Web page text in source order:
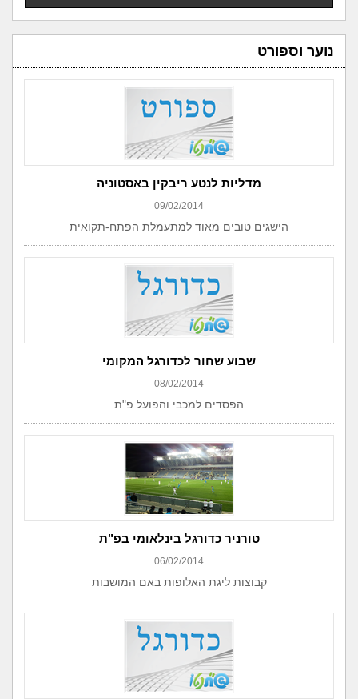
נוער וספורט
מדליות לנטע ריבקין באסטוניה
09/02/2014
הישגים טובים מאוד למתעמלת הפתח-תקואית
שבוע שחור לכדורגל המקומי
08/02/2014
הפסדים למכבי והפועל פ"ת
טורניר כדורגל בינלאומי בפ"ת
06/02/2014
קבוצות ליגת האלופות באם המושבות